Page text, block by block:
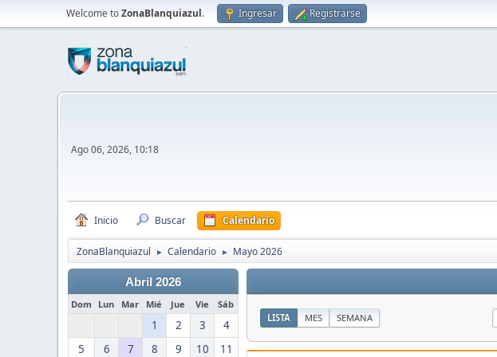
Welcome toZonaBlanquiazul. Ingresar Registrarse
Ago 06, 2026, 10:18
Inicio Buscar Calendario
ZonaBlanquiazul ► Calendario ► Mayo 2026
Abril 2026
Dom Lun Mar Mié Jue Vie Sáb
1 2 3
4
5
6 7 8 9 10
11
LISTA MES SEMANA